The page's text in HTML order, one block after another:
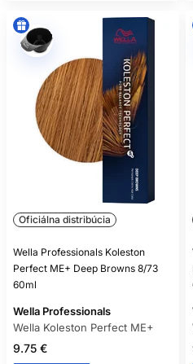
Oficiálna distribúcia
Wella Professionals Koleston
Perfect ME+ Deep Browns 8/73
60ml
Wella Professionals
Wella Koleston Perfect ME+
9.75 €